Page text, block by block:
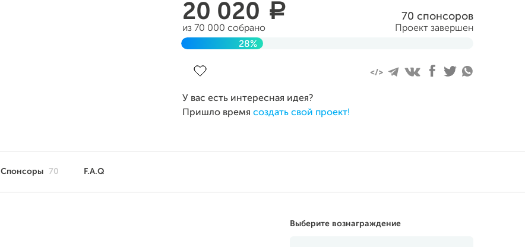
20 020 a
из 70 000 собрано
70 спонсоров
Проект завершен
28%
У вас есть интересная идея?
Пришло время создать свой проект!
Спонсоры 70 F.A.Q
Выберите вознаграждение